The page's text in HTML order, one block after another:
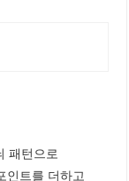
패턴으로
인트를 더하고